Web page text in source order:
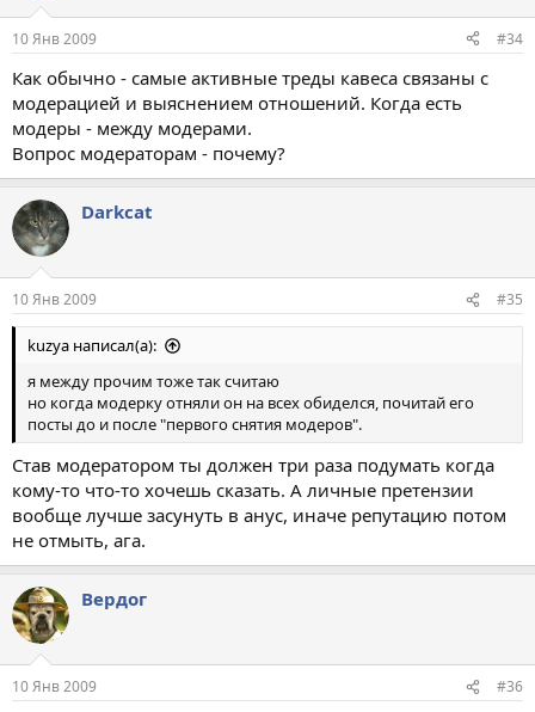
10 Янв 2009 #34
Как обычно - самые активные треды кавеса связаны с
модерацией и выяснением отношений. Когда есть
модеры - между модерами.
Вопрос модераторам - почему?
Darkcat
10 Янв 2009 #35
kuzya написал(а):
я между прочим тоже так считаю
но когда модерку отняли он на всех обиделся, почитай его
посты до и после "первого снятия модеров".
Став модератором ты должен три раза подумать когда
кому-то что-то хочешь сказать. А личные претензии
вообще лучше засунуть в анус, иначе репутацию потом
не отмыть, ага.
Вердог
10 Янв 2009 #36